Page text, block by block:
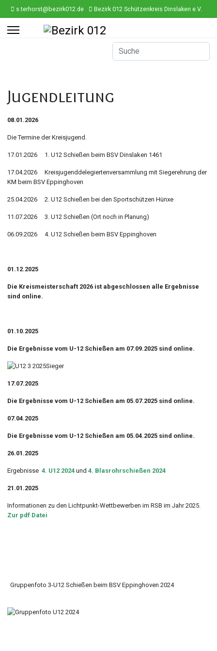
s.terhorst@bezirk012.de Bezirk 012 Schützenkreis Dinslaken e.V.
ef
Jugendleitung
08.01.2026
Die Termine der Kreisjugend.
17.01.2026 1. U12 Schießen beim BSV Dinslaken 1461
17.04.2026 Kreisjugenddelegiertenversammlung mit Siegerehrung der
KM beim BSV Eppinghoven
25.04.2026 2. U12 Schießen bei den Sportschützen Hünxe
11.07.2026 3. U12 Schießen (Ort noch in Planung)
06.09.2026 4. U12 Schießen beim BSV Eppinghoven
01.12.2025
Die Kreismeisterschaft 2026 ist abgeschlossen alle Ergebnisse
sind online.
01.10.2025
Die Ergebnisse vom U-12 Schießen am 07.09.2025 sind online.
17.07.2025
Die Ergebnisse vom U-12 Schießen am 05.07.2025 sind online.
07.04.2025
Die Ergebnisse vom U-12 Schießen am 05.04.2025 sind online.
26.01.2025
Ergebnisse 4. U12 2024 und 4. Blasrohrschießen 2024
21.01.2025
Informationen zu den Lichtpunkt-Wettbewerben im RSB im Jahr 2025.
Zur pdf Datei
Gruppenfoto 3-U12 Schießen beim BSV Eppinghoven 2024